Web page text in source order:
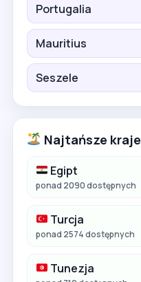
Portugalia
Mauritius
Seszele
Najtańsze kraje
Egipt
ponad 2090 dostępnych
Turcja
ponad 2574 dostępnych
Tunezja